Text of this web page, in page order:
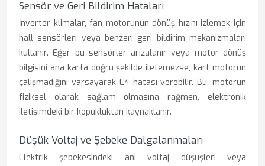
Sensör ve Geri Bildirim Hataları
İnverter klimalar, fan motorunun dönüş hızını izlemek için
hall sensörleri veya benzeri geri bildirim mekanizmaları
kullanır. Eğer bu sensörler arızalanır veya motor dönüş
bilgisini ana karta doğru şekilde iletemezse, kart motorun
çalışmadığını varsayarak E4 hatası verebilir. Bu, motorun
fiziksel olarak sağlam olmasına rağmen, elektronik
iletişimdeki bir kopukluktan kaynaklanır.
Düşük Voltaj ve Şebeke Dalgalanmaları
Elektrik şebekesindeki ani voltaj düşüşleri veya